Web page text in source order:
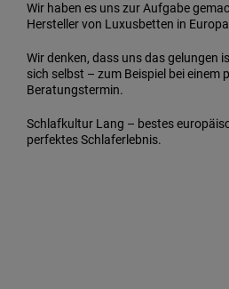
Wir haben es uns zur Aufgabe
Hersteller von Luxusbetten in
Wir denken, dass uns das gelungen
sich selbst – zum Beispiel bei einem
Beratungstermin.
Schlafkultur Lang – bestes
perfektes Schlaferlebnis.